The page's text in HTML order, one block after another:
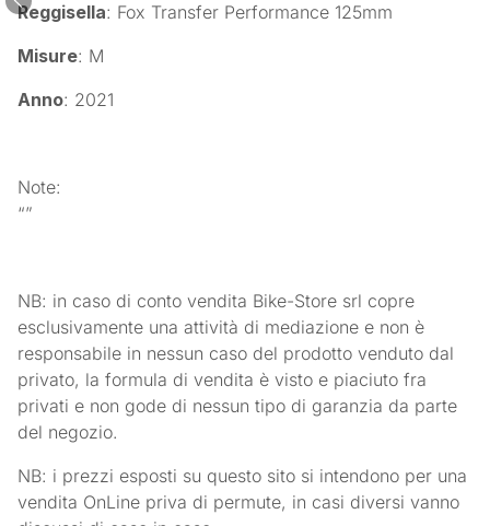
Reggisella: Fox Transfer Performance 125mm
Misure: M
Anno: 2021
Note:
“”
NB: in caso di conto vendita Bike-Store srl copre
esclusivamente una attività di mediazione e non è
responsabile in nessun caso del prodotto venduto dal
privato, la formula di vendita è visto e piaciuto fra
privati e non gode di nessun tipo di garanzia da parte
del negozio.
NB: i prezzi esposti su questo sito si intendono per una
vendita OnLine priva di permute, in casi diversi vanno